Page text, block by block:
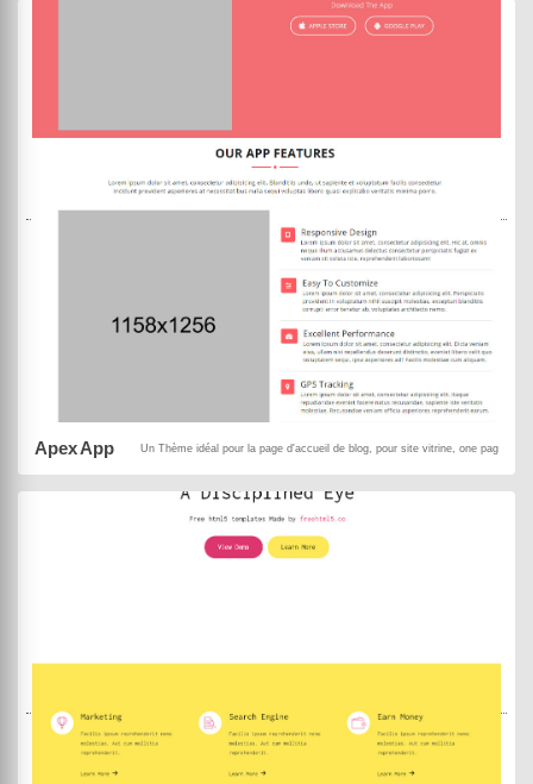
Apex App Un Thème idéal pour la page d'accueil de blog, pour site vitrine, one page,
MowXml Black Panda